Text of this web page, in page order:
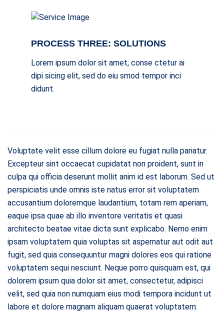
PROCESS THREE: SOLUTIONS
Lorem ipsum dolor sit amet, conse ctetur ai
dipi sicing elit, sed do eiu smod tempor inci
didunt.
Voluptate velit esse cillum dolore eu fugiat nulla pariatur.
Excepteur sint occaecat cupidatat non proident, sunt in
culpa qui officia deserunt mollit anim id est laborum. Sed ut
perspiciatis unde omnis iste natus error sit voluptatem
accusantium doloremque laudantium, totam rem aperiam,
eaque ipsa quae ab illo inventore veritatis et quasi
architecto beatae vitae dicta sunt explicabo. Nemo enim
ipsam voluptatem quia voluptas sit aspernatur aut odit aut
fugit, sed quia consequuntur magni dolores eos qui ratione
voluptatem sequi nesciunt. Neque porro quisquam est, qui
dolorem ipsum quia dolor sit amet, consectetur, adipisci
velit, sed quia non numquam eius modi tempora incidunt ut
labore et dolore magnam aliquam quaerat voluptatem.